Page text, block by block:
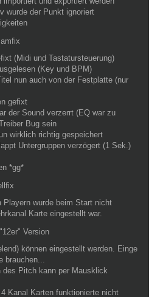
wurde der Punkt ignoriert
(Midi und Tastatursteuerung)
(Key und BPM)
nun auch von der Festplatte (nur
gefixt
der Sound verzerrt (EQ war zu
Bug sein
wirklich richtig gespeichert
Untergruppen verzögert (1 Sek.)
*gg*
Playern wurde beim Start nicht
Karte eingestellt war.
Version
können eingestellt werden. Einge
brauchen...
des Pitch kann per Mausklick
Kanal Karten funktionierte nicht